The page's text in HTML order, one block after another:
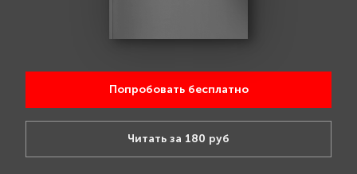
Попробовать бесплатно
Читать за 180 руб